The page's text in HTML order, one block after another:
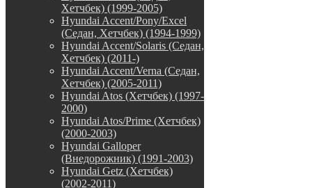
Хетчбек) (1999-2005)
Hyundai Accent/Pony/Excel
(Седан, Хетчбек) (1994-1999)
Hyundai Accent/Solaris (Седан,
Хетчбек) (2011-)
Hyundai Accent/Verna (Седан,
Хетчбек) (2005-2011)
Hyundai Atos (Хетчбек) (1997-
2000)
Hyundai Atos/Prime (Хетчбек)
(2000-2003)
Hyundai Galloper
(Внедорожник) (1991-2003)
Hyundai Getz (Хетчбек)
(2002-2011)